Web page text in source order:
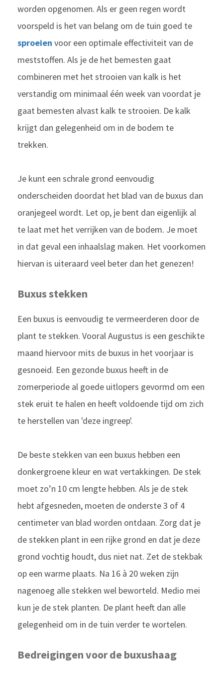
worden opgenomen. Als er geen regen wordt
voorspeld is het van belang om de tuin goed te
sproeien voor een optimale effectiviteit van de
meststoffen. Als je de het bemesten gaat
combineren met het strooien van kalk is het
verstandig om minimaal één week van voordat je
gaat bemesten alvast kalk te strooien. De kalk
krijgt dan gelegenheid om in de bodem te
trekken.
Je kunt een schrale grond eenvoudig
onderscheiden doordat het blad van de buxus dan
oranjegeel wordt. Let op, je bent dan eigenlijk al
te laat met het verrijken van de bodem. Je moet
in dat geval een inhaalslag maken. Het voorkomen
hiervan is uiteraard veel beter dan het genezen!
Buxus stekken
Een buxus is eenvoudig te vermeerderen door de
plant te stekken. Vooral Augustus is een geschikte
maand hiervoor mits de buxus in het voorjaar is
gesnoeid. Een gezonde buxus heeft in de
zomerperiode al goede uitlopers gevormd om een
stek eruit te halen en heeft voldoende tijd om zich
te herstellen van 'deze ingreep'.
De beste stekken van een buxus hebben een
donkergroene kleur en wat vertakkingen. De stek
moet zo’n 10 cm lengte hebben. Als je de stek
hebt afgesneden, moeten de onderste 3 of 4
centimeter van blad worden ontdaan. Zorg dat je
de stekken plant in een rijke grond en dat je deze
grond vochtig houdt, dus niet nat. Zet de stekbak
op een warme plaats. Na 16 à 20 weken zijn
nagenoeg alle stekken wel beworteld. Medio mei
kun je de stek planten. De plant heeft dan alle
gelegenheid om in de tuin verder te wortelen.
Bedreigingen voor de buxushaag